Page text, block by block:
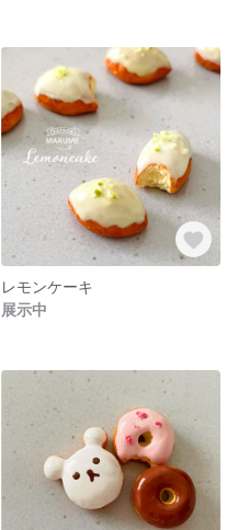
レモンケーキ
展示中